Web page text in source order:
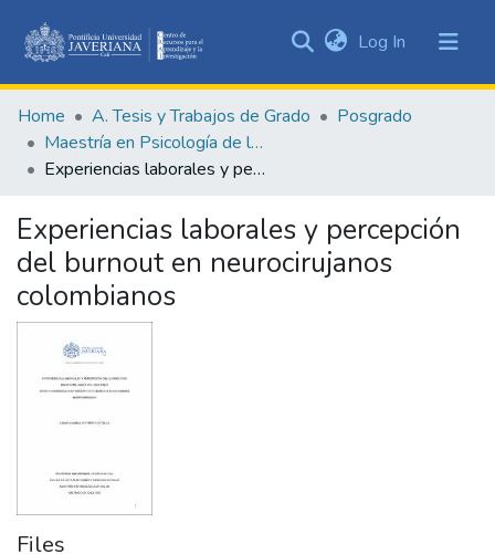
&
Collections
All of DSpace
Statistics
Log In (current)
Home A. Tesis y Trabajos de Grado
Posgrado
Maestría en Psicología de la Salud
Experiencias laborales y percepción del burnout en neurocirujanos colombianos
Experiencias laborales y percepción
del burnout en neurocirujanos
colombianos
Files